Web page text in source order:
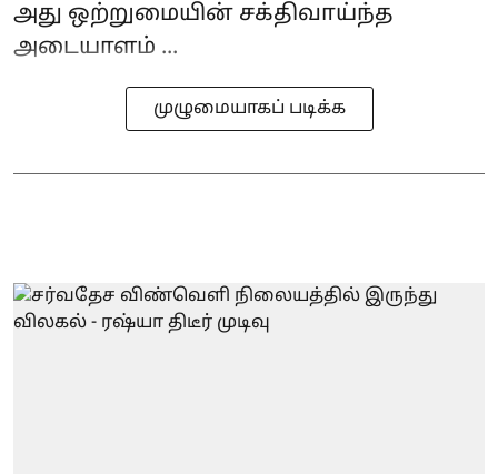
அது ஒற்றுமையின் சக்திவாய்ந்த
அடையாளம் ...
முழுமையாகப் படிக்க